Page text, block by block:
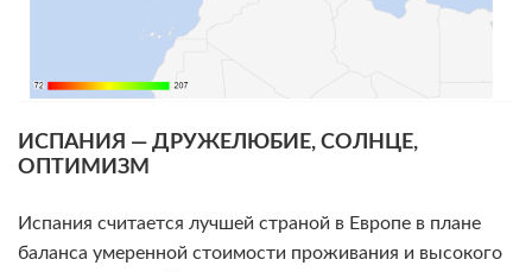
ИСПАНИЯ — ДРУЖЕЛЮБИЕ, СОЛНЦЕ,
ОПТИМИЗМ
Испания считается лучшей страной в Европе в плане
баланса умеренной стоимости проживания и высокого